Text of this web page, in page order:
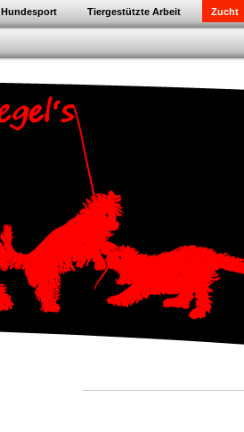
Hundesport Tiergestützte Arbeit Zucht